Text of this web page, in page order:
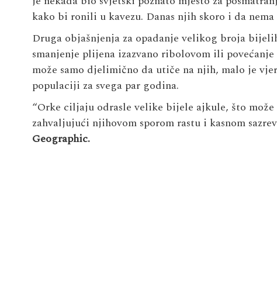
kako bi ronili u kavezu. Danas njih skoro i da nema
Druga objašnjenja za opadanje velikog broja
smanjenje plijena izazvano ribolovom ili
može samo djelimično da utiče na njih, malo je
populaciji za svega par godina.
“Orke ciljaju odrasle velike bijele ajkule, što
zahvaljujući njihovom sporom rastu i kasnom
Geographic.